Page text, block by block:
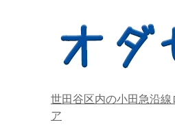
世田谷区内の小田急沿線
ア